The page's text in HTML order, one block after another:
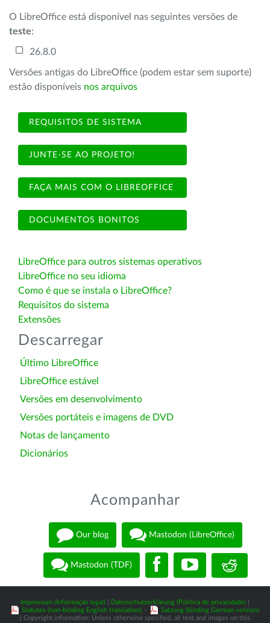
O LibreOffice está disponível nas seguintes versões de
teste:
26.8.0
Versões antigas do LibreOffice (podem estar sem suporte)
estão disponíveis nos arquivos
REQUISITOS DE SISTEMA
JUNTE-SE AO PROJETO!
FAÇA MAIS COM O LIBREOFFICE
DOCUMENTOS BONITOS
LibreOffice para outros sistemas operativos
LibreOffice no seu idioma
Como é que se instala o LibreOffice?
Requisitos do sistema
Extensões
Descarregar
Último LibreOffice
LibreOffice estável
Versões em desenvolvimento
Versões portáteis e imagens de DVD
Notas de lançamento
Dicionários
Acompanhar
Our blog Mastodon (LibreOffice)
Mastodon (TDF)
Impressum (Informação legal) Datenschutzerklärung (Política de privacidade)
Statutes (non-binding English translation) -
Satzung (binding German version)
| Copyright information: Unless otherwise specified, all text and images on this